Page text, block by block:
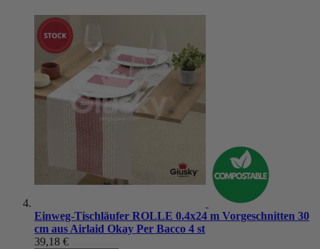
Einweg-Tischläufer ROLLE 0.4x24 m Vorgeschnitten 30
cm aus Airlaid Okay Per Bacco 4 st
39,18 €